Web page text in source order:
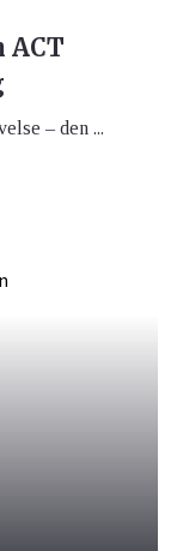
ACT
– den ...